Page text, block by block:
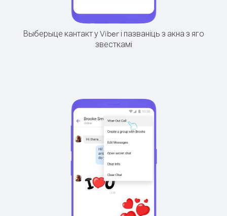
Выберыце кантакт у Viber і пазваніць з акна з яго
звесткамі